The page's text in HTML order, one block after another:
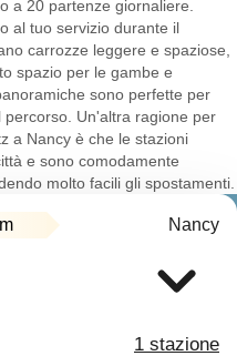
a 20 partenze giornaliere.
al tuo servizio durante il
carrozze leggere e spaziose,
spazio per le gambe e
sono perfette per
Un'altra ragione per
a Nancy è che le stazioni
e sono comodamente
molto facili gli spostamenti.
Nancy
1 stazione